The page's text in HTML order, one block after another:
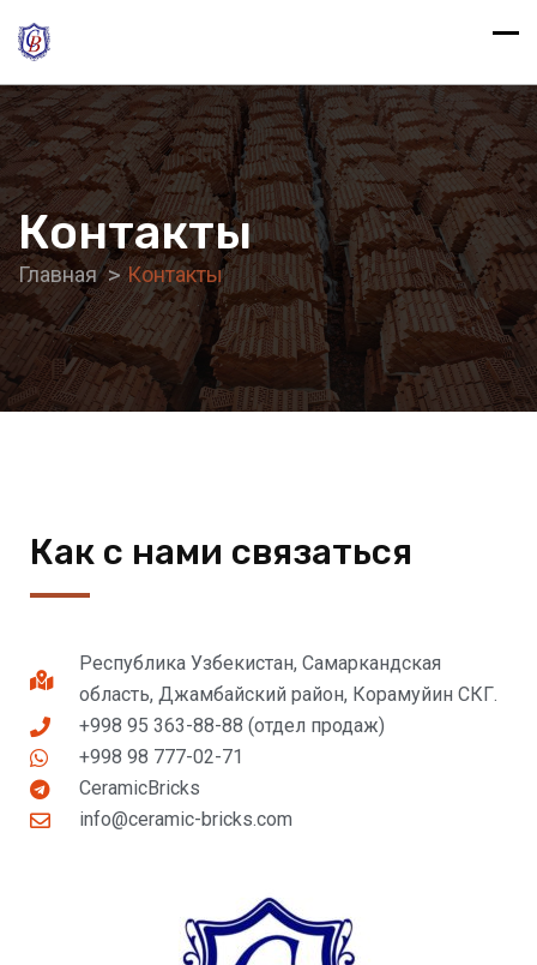
Контакты
Главная Контакты
Как с нами связаться
Республика Узбекистан, Самаркандская
область, Джамбайский район, Корамуйин СКГ.
+998 95 363-88-88 (отдел продаж)
+998 98 777-02-71
CeramicBricks
info@ceramic-bricks.com